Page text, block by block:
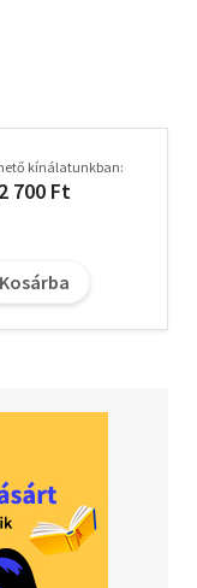
kínálatunkban:
2 700 Ft
Kosárba